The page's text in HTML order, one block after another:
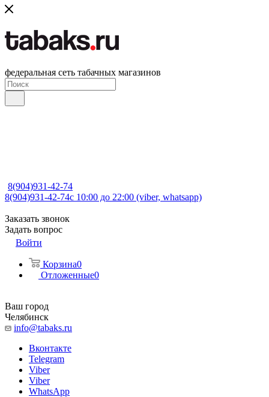
федеральная сеть табачных магазинов
8(904)931-42-74
8(904)931-42-74с 10:00 до 22:00 (viber, whatsapp)
Заказать звонок
Задать вопрос
Войти
Корзина0
Отложенные0
Ваш город
Челябинск
info@tabaks.ru
Вконтакте
Telegram
Viber
Viber
WhatsApp